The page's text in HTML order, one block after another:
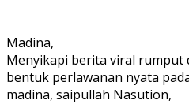
Madina,
Menyikapi berita viral rumput
bentuk perlawanan nyata
madina, saipullah Nasution,